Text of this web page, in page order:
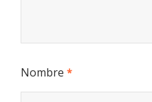
Nombre *